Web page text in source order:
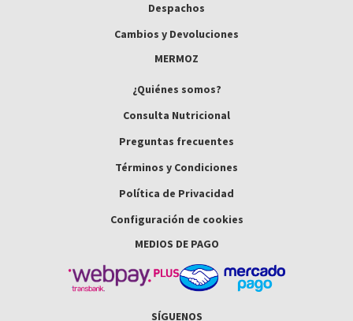
Despachos
Cambios y Devoluciones
MERMOZ
¿Quiénes somos?
Consulta Nutricional
Preguntas frecuentes
Términos y Condiciones
Política de Privacidad
Configuración de cookies
MEDIOS DE PAGO
SÍGUENOS